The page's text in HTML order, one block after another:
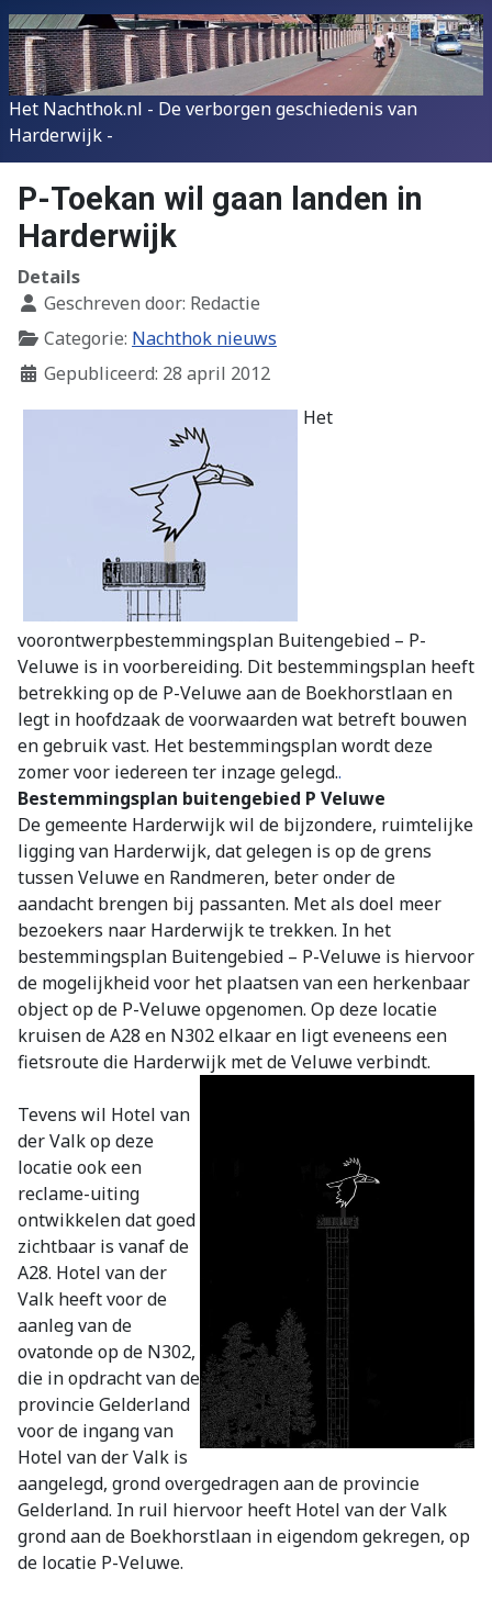
Het Nachthok.nl - De verborgen geschiedenis van
Harderwijk -
P-Toekan wil gaan landen in
Harderwijk
Details
Geschreven door: Redactie
Categorie: Nachthok nieuws
Gepubliceerd: 28 april 2012
Het
voorontwerpbestemmingsplan Buitengebied – P-
Veluwe is in voorbereiding. Dit bestemmingsplan heeft
betrekking op de P-Veluwe aan de Boekhorstlaan en
legt in hoofdzaak de voorwaarden wat betreft bouwen
en gebruik vast. Het bestemmingsplan wordt deze
zomer voor iedereen ter inzage gelegd..
Bestemmingsplan buitengebied P Veluwe
De gemeente Harderwijk wil de bijzondere, ruimtelijke
ligging van Harderwijk, dat gelegen is op de grens
tussen Veluwe en Randmeren, beter onder de
aandacht brengen bij passanten. Met als doel meer
bezoekers naar Harderwijk te trekken. In het
bestemmingsplan Buitengebied – P-Veluwe is hiervoor
de mogelijkheid voor het plaatsen van een herkenbaar
object op de P-Veluwe opgenomen. Op deze locatie
kruisen de A28 en N302 elkaar en ligt eveneens een
fietsroute die Harderwijk met de Veluwe verbindt.
Tevens wil Hotel van
der Valk op deze
locatie ook een
reclame-uiting
ontwikkelen dat goed
zichtbaar is vanaf de
A28. Hotel van der
Valk heeft voor de
aanleg van de
ovatonde op de N302,
die in opdracht van de
provincie Gelderland
voor de ingang van
Hotel van der Valk is
aangelegd, grond overgedragen aan de provincie
Gelderland. In ruil hiervoor heeft Hotel van der Valk
grond aan de Boekhorstlaan in eigendom gekregen, op
de locatie P-Veluwe.